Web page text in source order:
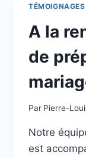
TÉMOIGNAGES
A la
de
Par Pierre-
Notre
est